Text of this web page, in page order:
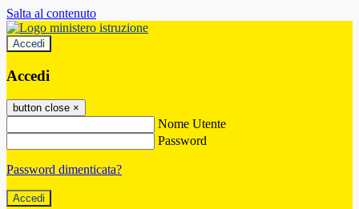
Salta al contenuto
Accedi
Accedi
button close ×
Nome Utente
Password
Password dimenticata?